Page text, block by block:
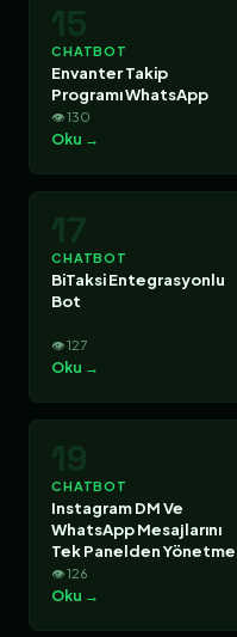
15
CHATBOT
Envanter Takip
Programı WhatsApp
👁 130
Oku →
17
CHATBOT
BiTaksi Entegrasyonlu
Bot
👁 127
Oku →
19
CHATBOT
Instagram DM Ve
WhatsApp Mesajlarını
Tek Panelden Yönetme
👁 126
Oku →